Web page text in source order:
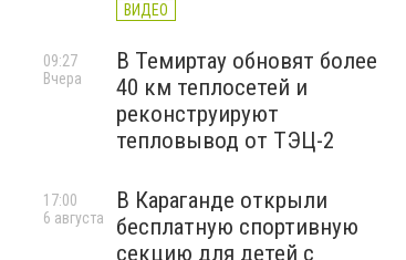
ВИДЕО
В Темиртау обновят более
40 км теплосетей и
реконструируют
тепловывод от ТЭЦ-2
09:27
Вчера
В Караганде открыли
бесплатную спортивную
секцию для детей с
17:00
6 августа